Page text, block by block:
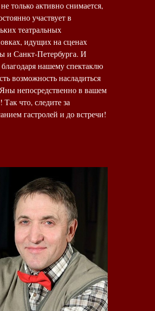
только активно снимается,
участвует в
театральных
идущих на сценах
и Санкт-Петербурга. И
благодаря нашему спектаклю
возможность насладиться
непосредственно в вашем
Так что, следите за
гастролей и до встречи!